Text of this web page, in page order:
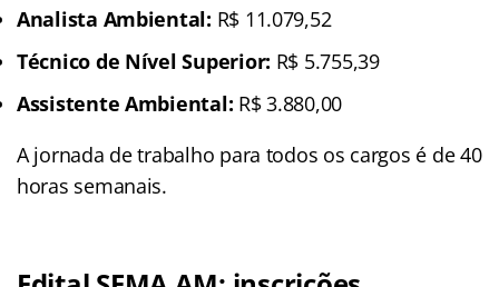
Analista Ambiental: R$ 11.079,52
Técnico de Nível Superior: R$ 5.755,39
Assistente Ambiental: R$ 3.880,00
A jornada de trabalho para todos os cargos é de 40
horas semanais.